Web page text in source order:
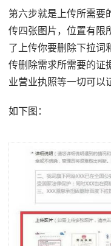
第六步就是上传所需要
传四张图片，位置有限
了上传你要删除下拉词
传删除需求所需要的证
业营业执照等一切可以
如下图：